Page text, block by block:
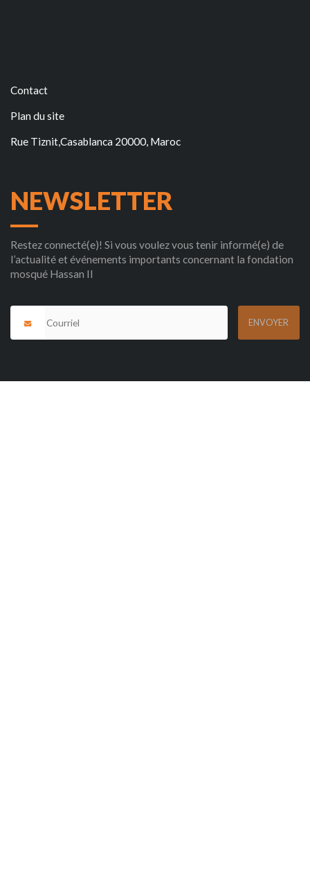
Contact
Plan du site
Rue Tiznit,Casablanca 20000, Maroc
NEWSLETTER
Restez connecté(e)! Si vous voulez vous tenir informé(e) de
l’actualité et événements importants concernant la fondation
mosqué Hassan II